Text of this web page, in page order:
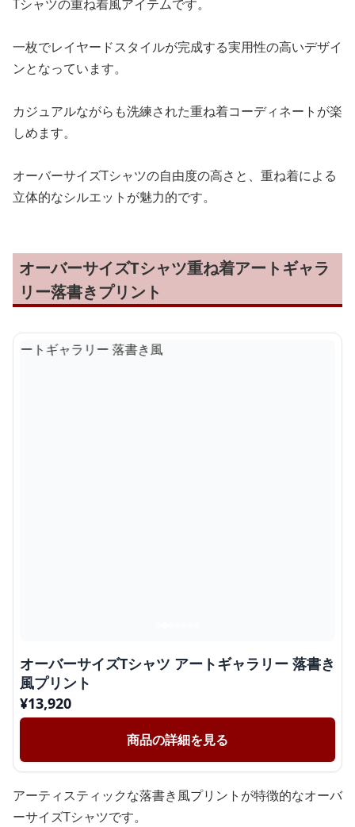
Tシャツの重ね着風アイテムです。
一枚でレイヤードスタイルが完成する実用性の高いデザイ
ンとなっています。
カジュアルながらも洗練された重ね着コーディネートが楽
しめます。
オーバーサイズTシャツの自由度の高さと、重ね着による
立体的なシルエットが魅力的です。
オーバーサイズTシャツ重ね着アートギャラ
リー落書きプリント
オーバーサイズTシャツ アートギャラリー 落書き
風プリント
¥13,920
商品の詳細を見る
アーティスティックな落書き風プリントが特徴的なオーバ
ーサイズTシャツです。